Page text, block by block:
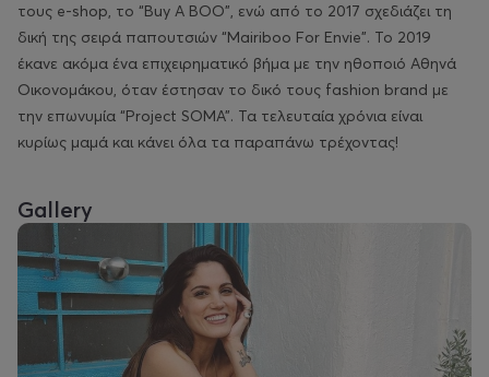
τους e-shop, το “Buy A BOO”, ενώ από το 2017 σχεδιάζει τη
δική της σειρά παπουτσιών “Mairiboo For Envie”. Το 2019
έκανε ακόμα ένα επιχειρηματικό βήμα με την ηθοποιό Αθηνά
Οικονομάκου, όταν έστησαν το δικό τους fashion brand με
την επωνυμία “Project SOMA”. Τα τελευταία χρόνια είναι
κυρίως μαμά και κάνει όλα τα παραπάνω τρέχοντας!
Gallery